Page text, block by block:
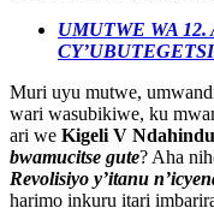
UMUTWE WA
Muri uyu mutwe,
wari wasubikiwe, ku
ari we Kigeli V
bwamucitse gute? Aha
Revolisiyo y’itanu
harimo inkuru itari